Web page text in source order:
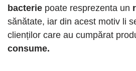
bacterie poate resprezenta un
sănătate, iar din acest motiv li
clienților care au cumpărat
consume.